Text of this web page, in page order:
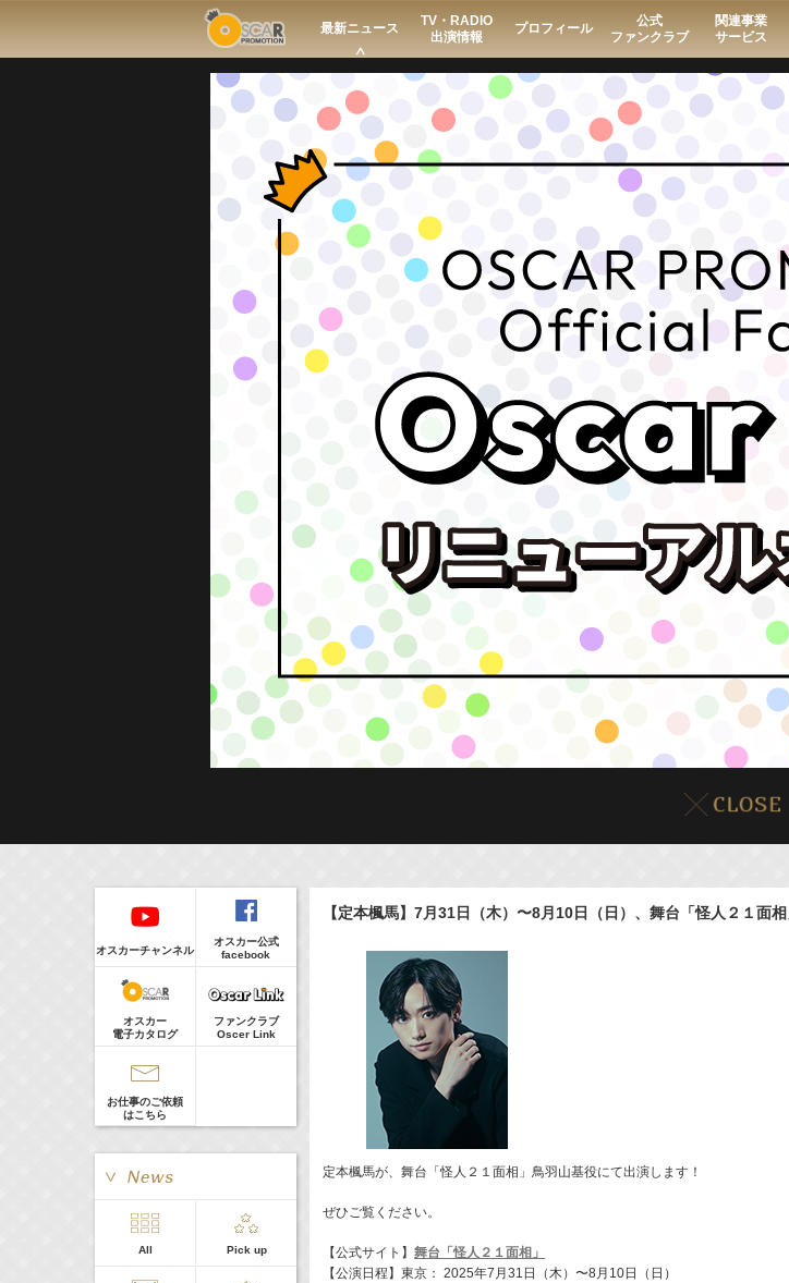
最新ニュース
TV・RADIO
出演情報
プロフィール
公式
ファンクラブ
関連事業
サービス
8/6(Thu)
イベント
販売情報
24:00-24:30(TV)
一緒にごはんをたべるだけ
> More
【定本楓馬】7月31日（木）〜8月10日（日）、舞台「怪人２１面相
定本楓馬が、舞台「怪人２１面相」鳥羽山基役にて出演します！
ぜひご覧ください。
【公式サイト】 舞台「怪人２１面相」
【公演日程】東京： 2025年7月31日（木）〜8月10日（日）
オスカーチャンネル
オスカー公式
facebook
オスカー
電子カタログ
ファンクラブ
Oscer Link
お仕事のご依頼
はこちら
All Pick up
Regular
Guest
本日の出演
CLIP